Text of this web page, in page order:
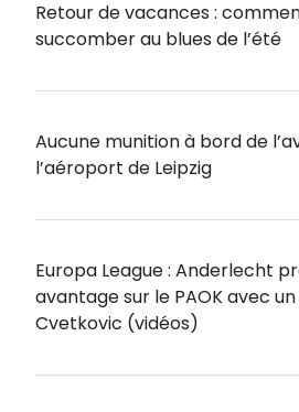
Retour de vacances :
succomber au blues de l’été
Aucune munition à bord de
l’aéroport de Leipzig
Europa League : Anderlecht
avantage sur le PAOK avec
Cvetkovic (vidéos)